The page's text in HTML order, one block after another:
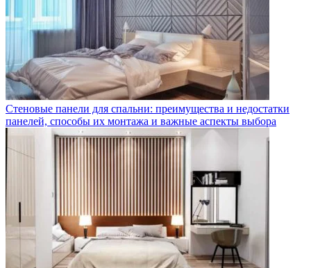
Стеновые панели для спальни: преимущества и недостатки
панелей, способы их монтажа и важные аспекты выбора